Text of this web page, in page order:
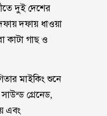
দুই দেশের
দফায় ধাওয়া
কাটা গাছ ও
মাইকিং শুনে
গ্রেনেড,
এবং